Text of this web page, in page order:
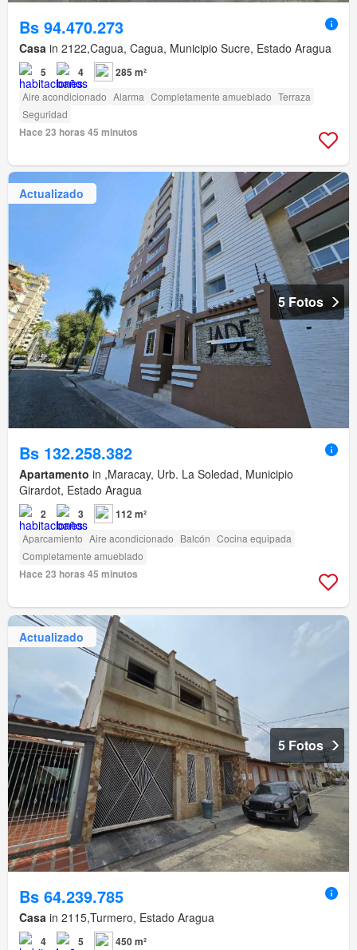
Bs 94.470.273
Casa in 2122,Cagua, Cagua, Municipio Sucre, Estado Aragua
5 4 285 m²
Aire acondicionado Alarma Completamente amueblado Terraza
Seguridad
Hace 23 horas 45 minutos
Actualizado
5 Fotos
Bs 132.258.382
Apartamento in ,Maracay, Urb. La Soledad, Municipio
Girardot, Estado Aragua
2 3 112 m²
Aparcamiento Aire acondicionado Balcón Cocina equipada
Completamente amueblado
Hace 23 horas 45 minutos
Actualizado
5 Fotos
Bs 64.239.785
Casa in 2115,Turmero, Estado Aragua
4 5 450 m²